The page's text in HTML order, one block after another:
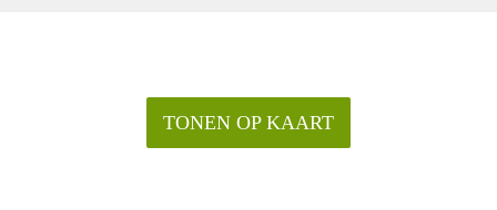
TONEN OP KAART